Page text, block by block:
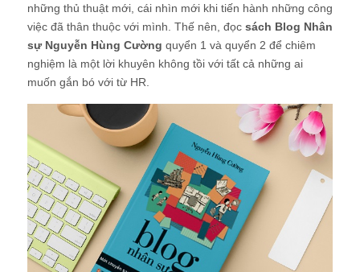
những thủ thuật mới, cái nhìn mới khi tiến hành những công
việc đã thân thuộc với mình. Thế nên, đọc sách Blog Nhân
sự Nguyễn Hùng Cường quyển 1 và quyển 2 để chiêm
nghiệm là một lời khuyên không tồi với tất cả những ai
muốn gắn bó với từ HR.